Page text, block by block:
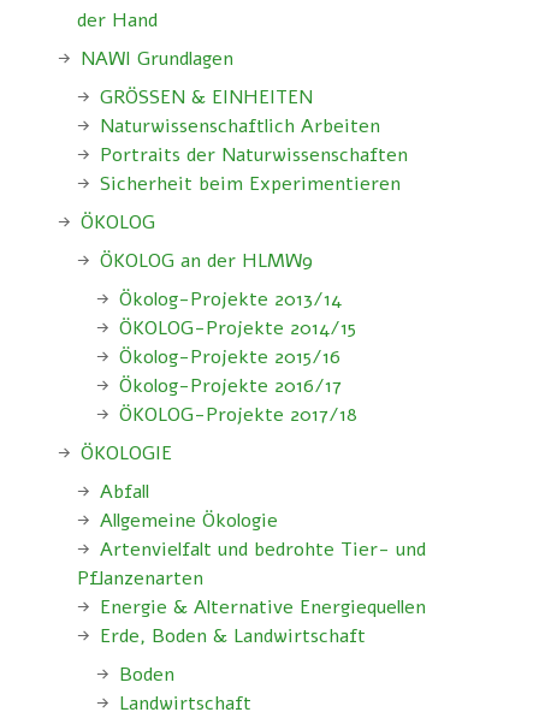
der Hand
NAWI Grundlagen
GRÖSSEN & EINHEITEN
Naturwissenschaftlich Arbeiten
Portraits der Naturwissenschaften
Sicherheit beim Experimentieren
ÖKOLOG
ÖKOLOG an der HLMW9
Ökolog-Projekte 2013/14
ÖKOLOG-Projekte 2014/15
Ökolog-Projekte 2015/16
Ökolog-Projekte 2016/17
ÖKOLOG-Projekte 2017/18
ÖKOLOGIE
Abfall
Allgemeine Ökologie
Artenvielfalt und bedrohte Tier- und
Pflanzenarten
Energie & Alternative Energiequellen
Erde, Boden & Landwirtschaft
Boden
Landwirtschaft